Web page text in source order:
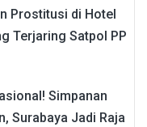
Prostitusi di Hotel
Terjaring Satpol PP
Simpanan
Surabaya Jadi Raja